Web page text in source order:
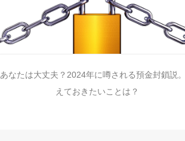
あなたは大丈夫？2024年に噂される預金封鎖説
えておきたいことは？